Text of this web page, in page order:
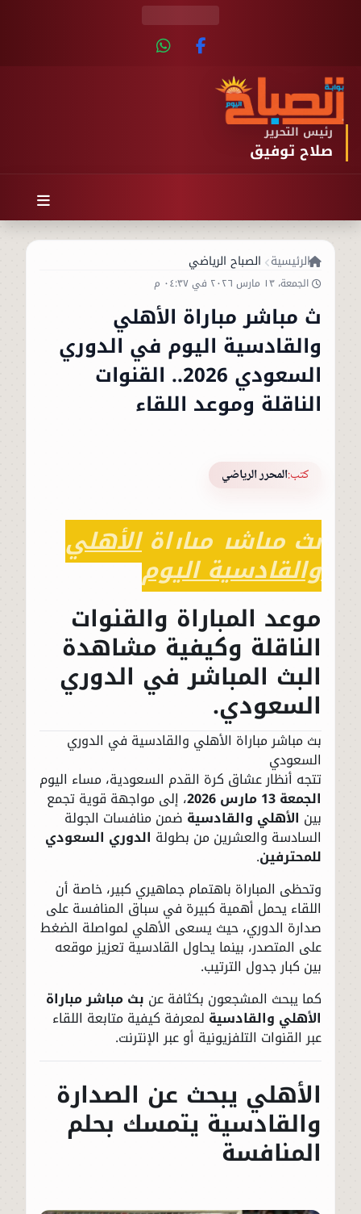
رئيس التحرير
صلاح توفيق
الرئيسية الصباح الرياضي
الجمعة، ١٣ مارس ٢٠٢٦ في ٠٤:٣٧ م
ث مباشر مباراة الأهلي
والقادسية اليوم في الدوري
السعودي 2026.. القنوات
الناقلة وموعد اللقاء
كتب:المحرر الرياضي
بث مباشر مباراة الأهلي
والقادسية اليوم
موعد المباراة والقنوات
الناقلة وكيفية مشاهدة
البث المباشر في الدوري
السعودي.
بث مباشر مباراة الأهلي والقادسية في الدوري
السعودي
تتجه أنظار عشاق كرة القدم السعودية، مساء اليوم
الجمعة 13 مارس 2026 ، إلى مواجهة قوية تجمع
بين الأهلي والقادسية ضمن منافسات الجولة
السادسة والعشرين من بطولة الدوري السعودي
للمحترفين.
وتحظى المباراة باهتمام جماهيري كبير، خاصة أن
اللقاء يحمل أهمية كبيرة في سباق المنافسة على
صدارة الدوري، حيث يسعى الأهلي لمواصلة الضغط
على المتصدر، بينما يحاول القادسية تعزيز موقعه
بين كبار جدول الترتيب.
كما يبحث المشجعون بكثافة عن بث مباشر مباراة
الأهلي والقادسية لمعرفة كيفية متابعة اللقاء
عبر القنوات التلفزيونية أو عبر الإنترنت.
الأهلي يبحث عن الصدارة
والقادسية يتمسك بحلم
المنافسة